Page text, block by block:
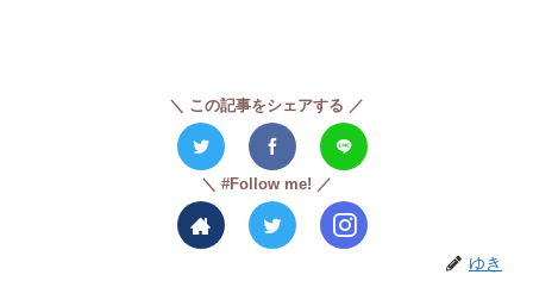
この記事をシェアする
#Follow me!
ゆき